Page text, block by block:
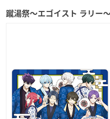
蹴湯祭〜エゴイスト ラリー